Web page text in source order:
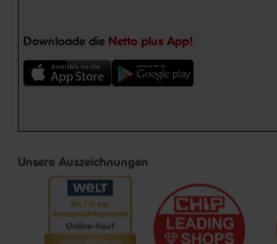
Downloade die Netto plus App!
Unsere Auszeichnungen